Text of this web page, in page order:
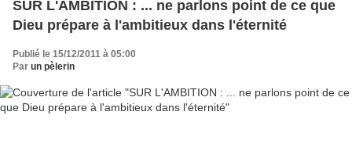
SUR L'AMBITION : ... ne parlons point de ce que
Dieu prépare à l'ambitieux dans l'éternité
Publié le 15/12/2011 à 05:00
Par un pèlerin